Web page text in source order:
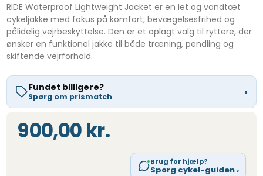
RIDE Waterproof Lightweight Jacket er en let og vandtæt
cykeljakke med fokus på komfort, bevægelsesfrihed og
pålidelig vejrbeskyttelse. Den er et oplagt valg til ryttere, der
ønsker en funktionel jakke til både træning, pendling og
skiftende vejrforhold.
Fundet billigere?
Spørg om prismatch ›
900,00 kr.
Brug for hjælp?
Spørg cykel-guiden ›